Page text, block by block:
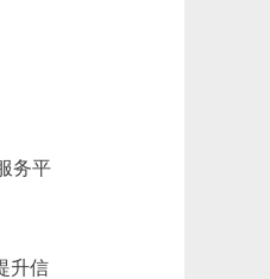
务平
升信